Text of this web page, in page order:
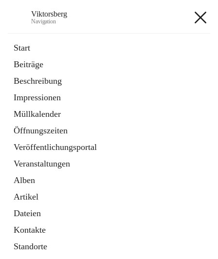
Viktorsberg
Navigation
Start
Beiträge
Beschreibung
Impressionen
Müllkalender
Öffnungszeiten
Veröffentlichungsportal
Veranstaltungen
Alben
Artikel
Dateien
Kontakte
Standorte
1 Schnellzugriff
Bürgerservice
10 Schnellzugriffe